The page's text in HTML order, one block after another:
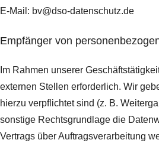
E-Mail: bv@dso-datenschutz.de
Empfänger von
Im Rahmen unserer
externen Stellen erforderlich. Wir
hierzu verpflichtet sind (z. B.
sonstige Rechtsgrundlage die
Vertrags über Auftragsverarbeitung